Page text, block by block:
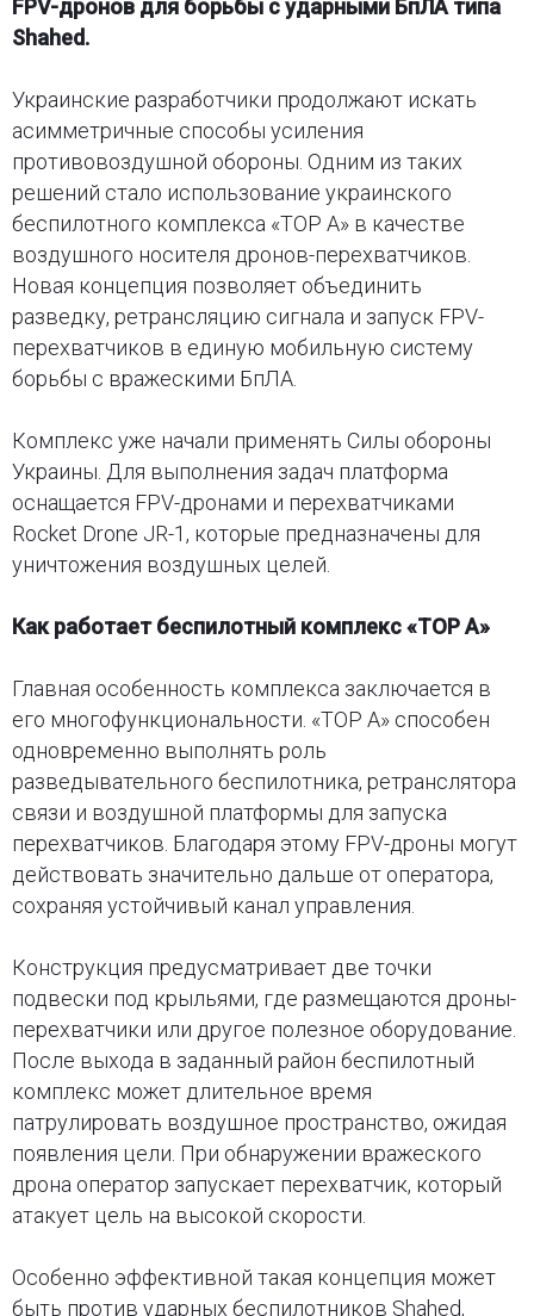
FPV-дронов для борьбы с ударными БпЛА типа
Shahed.
Украинские разработчики продолжают искать
асимметричные способы усиления
противовоздушной обороны. Одним из таких
решений стало использование украинского
беспилотного комплекса «ТОР А» в качестве
воздушного носителя дронов-перехватчиков.
Новая концепция позволяет объединить
разведку, ретрансляцию сигнала и запуск FPV-
перехватчиков в единую мобильную систему
борьбы с вражескими БпЛА.
Комплекс уже начали применять Силы обороны
Украины. Для выполнения задач платформа
оснащается FPV-дронами и перехватчиками
Rocket Drone JR-1, которые предназначены для
уничтожения воздушных целей.
Как работает беспилотный комплекс «ТОР А»
Главная особенность комплекса заключается в
его многофункциональности. «ТОР А» способен
одновременно выполнять роль
разведывательного беспилотника, ретранслятора
связи и воздушной платформы для запуска
перехватчиков. Благодаря этому FPV-дроны могут
действовать значительно дальше от оператора,
сохраняя устойчивый канал управления.
Конструкция предусматривает две точки
подвески под крыльями, где размещаются дроны-
перехватчики или другое полезное оборудование.
После выхода в заданный район беспилотный
комплекс может длительное время
патрулировать воздушное пространство, ожидая
появления цели. При обнаружении вражеского
дрона оператор запускает перехватчик, который
атакует цель на высокой скорости.
Особенно эффективной такая концепция может
быть против ударных беспилотников Shahed,